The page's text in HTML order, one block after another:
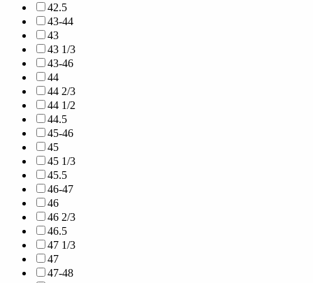
42.5
43-44
43
43 1/3
43-46
44
44 2/3
44 1/2
44.5
45-46
45
45 1/3
45.5
46-47
46
46 2/3
46.5
47 1/3
47
47-48